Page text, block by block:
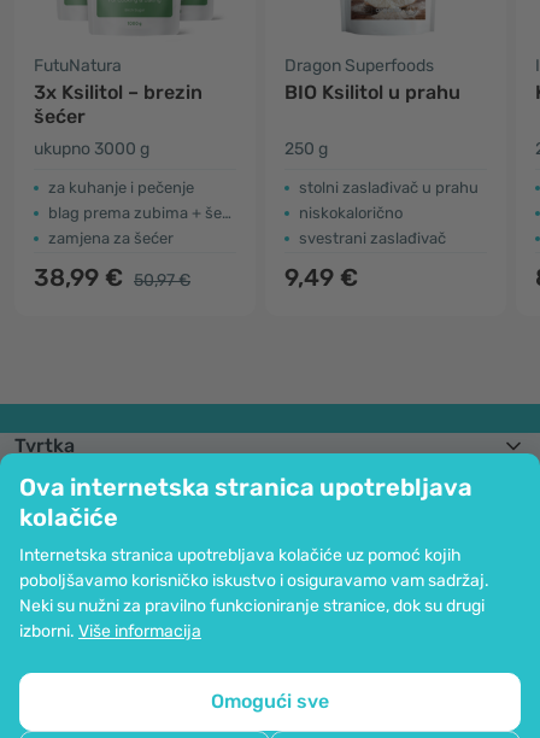
Ova internetska stranica upotrebljava
kolačiće
Internetska stranica upotrebljava kolačiće uz pomoć kojih
poboljšavamo korisničko iskustvo i osiguravamo vam sadržaj.
Neki su nužni za pravilno funkcioniranje stranice, dok su drugi
izborni. Više informacija
Omogući sve
FutuNatura
3x Ksilitol – brezin
šećer
ukupno 3000 g
za kuhanje i pečenje
blag prema zubima + šećeru u krvi
zamjena za šećer
38,99 € 50,97 €
Dragon Superfoods
BIO Ksilitol u prahu
250 g
stolni zaslađivač u prahu
niskokalorično
svestrani zaslađivač
9,49 €
Tvrtka
Informacije
Pridružite nam se
Pomoć i narudžbe
Mogućnost kartičnog plaćanja. Osigurana zaštita osobnih podataka preko
SSL kodiranja.
Mapa stranice